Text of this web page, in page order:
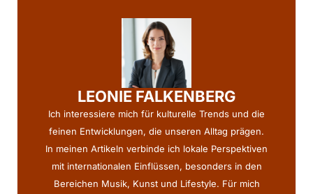
LEONIE FALKENBERG
Ich interessiere mich für kulturelle Trends und die
feinen Entwicklungen, die unseren Alltag prägen.
In meinen Artikeln verbinde ich lokale Perspektiven
mit internationalen Einflüssen, besonders in den
Bereichen Musik, Kunst und Lifestyle. Für mich